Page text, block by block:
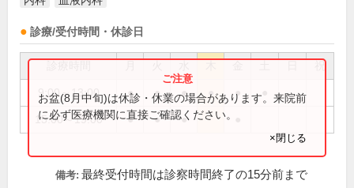
診療/受付時間・休診日
祝
9:00～13:00 ● ● ● ● ●
15:00～19:00 ● ● ●
お盆(8月中旬)は休診・休業の場合があります。来院前
に必ず医療機関に直接ご確認ください。
×閉じる
備考: 最終受付時間は診察時間終了の15分前まで